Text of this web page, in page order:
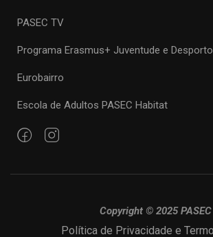
PASEC TV
Programa Erasmus+ Juventude e Desporto
Eurobairro
Escola de Adultos PASEC Habitat
Copyright © 2025 PASEC
Política de Privacidade e